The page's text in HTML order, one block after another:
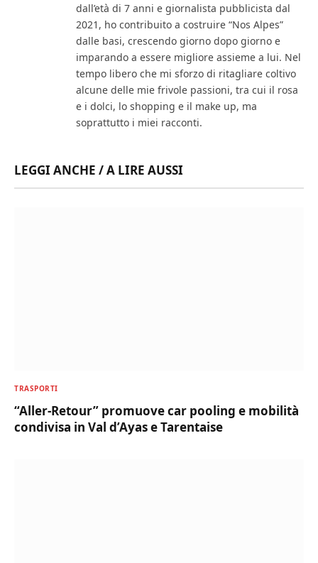
dall’età di 7 anni e giornalista pubblicista dal
2021, ho contribuito a costruire “Nos Alpes”
dalle basi, crescendo giorno dopo giorno e
imparando a essere migliore assieme a lui. Nel
tempo libero che mi sforzo di ritagliare coltivo
alcune delle mie frivole passioni, tra cui il rosa
e i dolci, lo shopping e il make up, ma
soprattutto i miei racconti.
LEGGI ANCHE / A LIRE AUSSI
TRASPORTI
“Aller-Retour” promuove car pooling e mobilità
condivisa in Val d’Ayas e Tarentaise